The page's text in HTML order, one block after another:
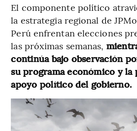
El componente político
la estrategia regional de
Perú enfrentan elecciones
las próximas semanas,
continúa bajo observación
su programa económico y la
apoyo político del gobierno.